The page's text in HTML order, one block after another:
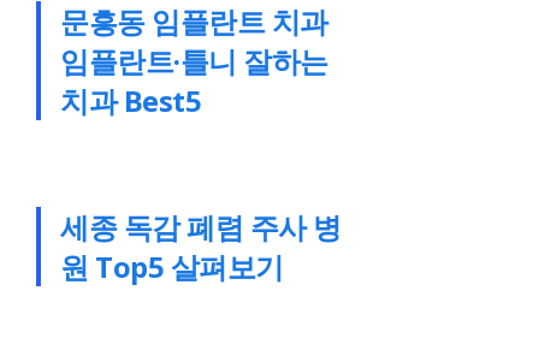
문흥동 임플란트 치과
임플란트·틀니 잘하는
치과 Best5
세종 독감 폐렴 주사 병
원 Top5 살펴보기